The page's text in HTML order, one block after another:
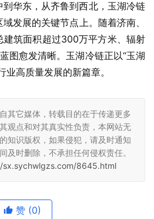
华东，从齐鲁到西北，玉湖冷链
发展的关键节点上。随着济南、
建筑面积超过300万平方米、辐射
图愈发清晰。玉湖冷链正以“玉湖
业高质量发展的新篇章。
其它媒体，转载目的在于传递更多
观点和对其真实性负责，本网站无
知识版权，如果侵犯，请及时通知
及时删除，不承担任何侵权责任。
sx.sychwlgzs.com/8645.html
赞 (0)